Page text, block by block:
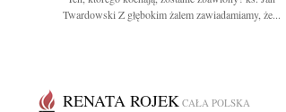
Twardowski Z głębokim żalem zawiadamiamy, że...
RENATA ROJEK CAŁA POLSKA